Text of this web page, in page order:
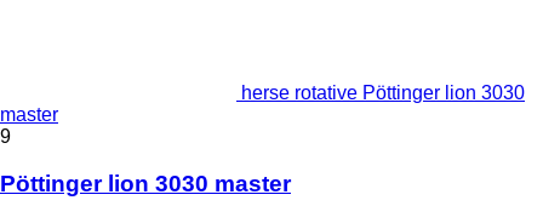
herse rotative Pöttinger lion 3030
master
9
Pöttinger lion 3030 master